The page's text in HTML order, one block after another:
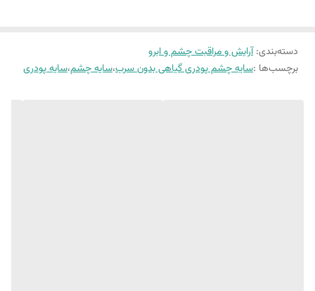
🔸 پوشش‌دهی عالی
🔹 ماندگاری بالا
دسته‌بندی:آرایش و مراقبت چشم و ابرو
برچسب‌ها :سایه چشم پودری گیاهی بدون سرب،سایه چشم،سایه پودری